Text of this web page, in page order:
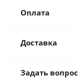
Оплата
Доставка
Задать вопрос